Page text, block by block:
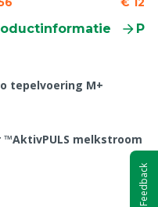
tepelvoering M+
melkstroom
Feedback